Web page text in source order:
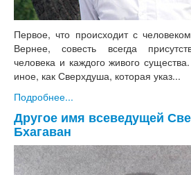
Первое, что происходит с
Вернее, совесть всегда
человека и каждого живого
иное, как Сверхдуша, которая указ...
Подробнее...
Другое имя всеведущей
Бхагаван